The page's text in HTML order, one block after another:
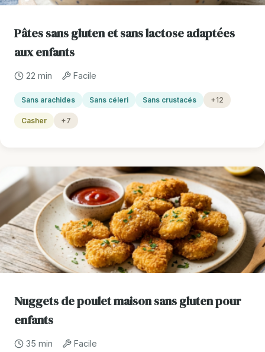
Pâtes sans gluten et sans lactose adaptées
aux enfants
22 min Facile
Sans arachides Sans céleri Sans crustacés +12
Casher +7
Nuggets de poulet maison sans gluten pour
enfants
35 min Facile